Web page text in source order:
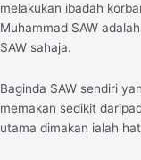
melakukan ibadah
Muhammad SAW
SAW sahaja.
Baginda SAW sendiri
memakan sedikit
utama dimakan ialah